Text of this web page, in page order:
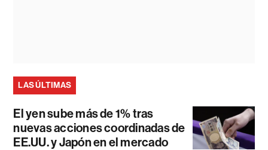
LAS ÚLTIMAS
El yen sube más de 1% tras
nuevas acciones coordinadas de
EE.UU. y Japón en el mercado